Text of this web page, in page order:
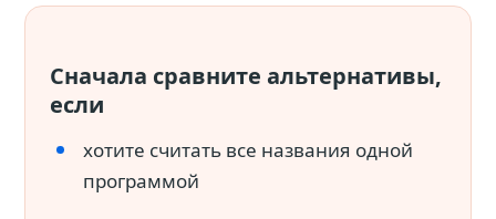
Сначала сравните альтернативы,
если
хотите считать все названия одной
программой